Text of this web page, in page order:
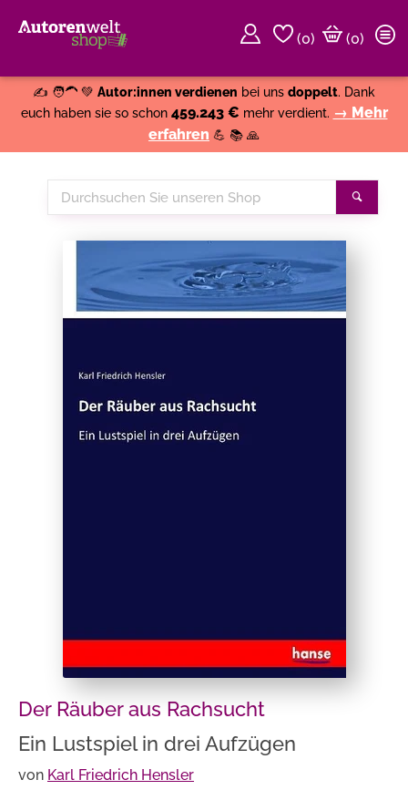
(0)
(0)
✍️ 🧑‍🦱 💚 Autor:innen verdienen bei uns doppelt. Dank
euch haben sie so schon 459.243 € mehr verdient. → Mehr
erfahren 💪 📚 🙏
Durchsuchen
Sie
Der Räuber aus Rachsucht
Ein Lustspiel in drei Aufzügen
von Karl Friedrich Hensler